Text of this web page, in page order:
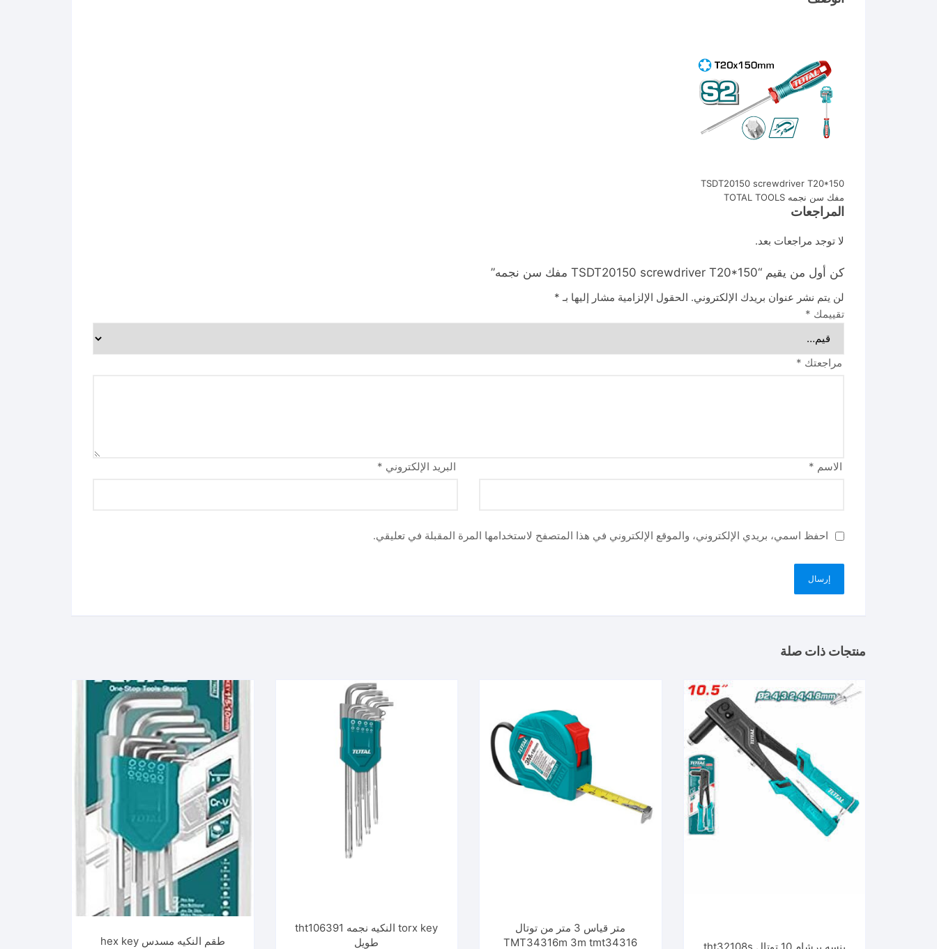
TSDT20150 screwdriver T20*150
مفك سن نجمه TOTAL TOOLS
المراجعات
لا توجد مراجعات بعد.
كن أول من يقيم “TSDT20150 screwdriver T20*150 مفك سن نجمه”
لن يتم نشر عنوان بريدك الإلكتروني. الحقول الإلزامية مشار إليها بـ *
تقييمك *
مراجعتك *
الاسم * البريد الإلكتروني *
احفظ اسمي، بريدي الإلكتروني، والموقع الإلكتروني في هذا المتصفح لاستخدامها المرة المقبلة في تعليقي.
منتجات ذات صلة
متر قياس 3 متر من توتال
TMT34316m 3m tmt34316
torx key النكيه نجمه tht106391
طويل
طقم النكيه مسدس hex key